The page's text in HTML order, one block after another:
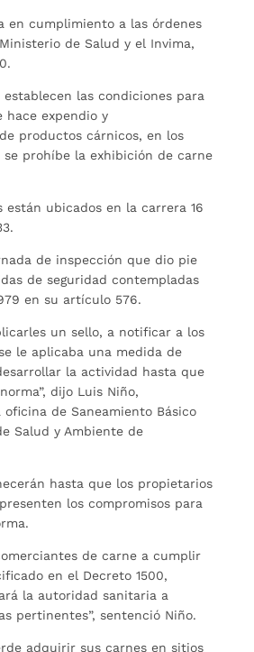
en cumplimiento a las órdenes
de Salud y el Invima,
establecen las condiciones para
hace expendio y
productos cárnicos, en los
prohíbe la exhibición de carne
están ubicados en la carrera 16
de inspección que dio pie
de seguridad contempladas
en su artículo 576.
un sello, a notificar a los
le aplicaba una medida de
la actividad hasta que
dijo Luis Niño,
de Saneamiento Básico
Salud y Ambiente de
hasta que los propietarios
los compromisos para
de carne a cumplir
en el Decreto 1500,
la autoridad sanitaria a
pertinentes”, sentenció Niño.
adquirir sus carnes en sitios